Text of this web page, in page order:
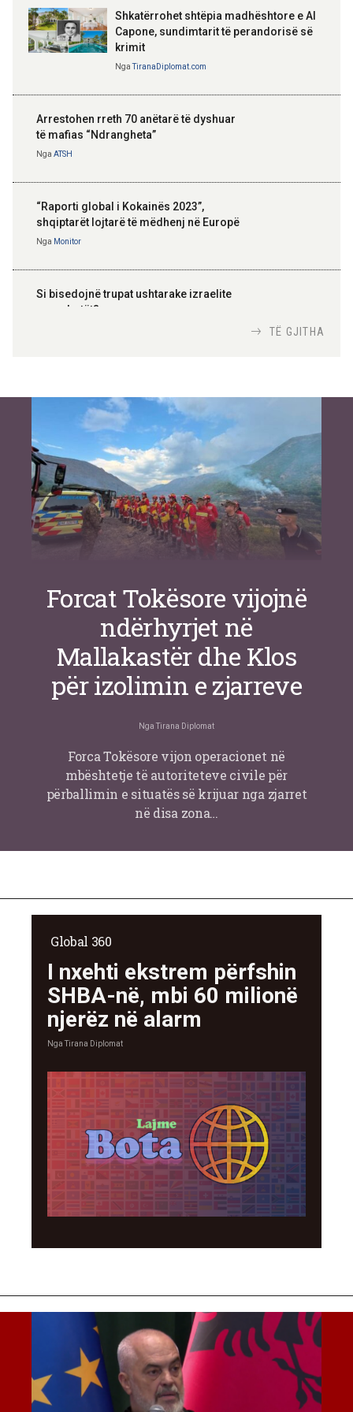
Shkatërrohet shtëpia madhështore e Al
Capone, sundimtarit të perandorisë së
krimit
Nga TiranaDiplomat.com
Arrestohen rreth 70 anëtarë të dyshuar
të mafias “Ndrangheta”
Nga ATSH
“Raporti global i Kokainës 2023”,
shqiptarët lojtarë të mëdhenj në Europë
Nga Monitor
Si bisedojnë trupat ushtarake izraelite
me robotët?
inteligjente izraelite
TË GJITHA
Forcat Tokësore vijojnë
ndërhyrjet në
Mallakastër dhe Klos
për izolimin e zjarreve
Nga Tirana Diplomat
Forca Tokësore vijon operacionet në
mbështetje të autoriteteve civile për
përballimin e situatës së krijuar nga zjarret
në disa zona…
Global 360
I nxehti ekstrem përfshin
SHBA-në, mbi 60 milionë
njerëz në alarm
NgaTirana Diplomat